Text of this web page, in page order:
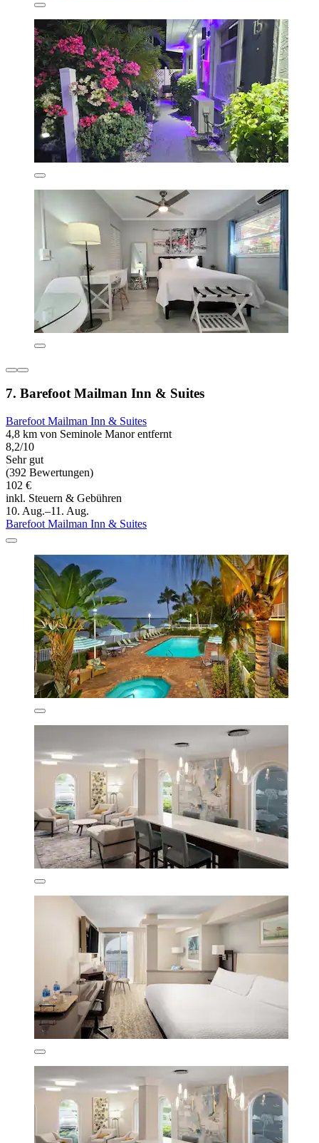
7. Barefoot Mailman Inn & Suites
Barefoot Mailman Inn & Suites
4,8 km von Seminole Manor entfernt
8,2/10
Sehr gut
(392 Bewertungen)
102 €
inkl. Steuern & Gebühren
10. Aug.–11. Aug.
Barefoot Mailman Inn & Suites